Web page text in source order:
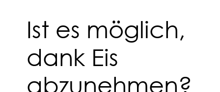
Ist es möglich,
dank Eis
abzunehmen?